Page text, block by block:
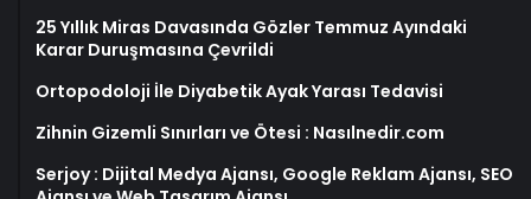
25 Yıllık Miras Davasında Gözler Temmuz Ayındaki
Karar Duruşmasına Çevrildi
Ortopodoloji İle Diyabetik Ayak Yarası Tedavisi
Zihnin Gizemli Sınırları ve Ötesi : Nasılnedir.com
Serjoy : Dijital Medya Ajansı, Google Reklam Ajansı, SEO